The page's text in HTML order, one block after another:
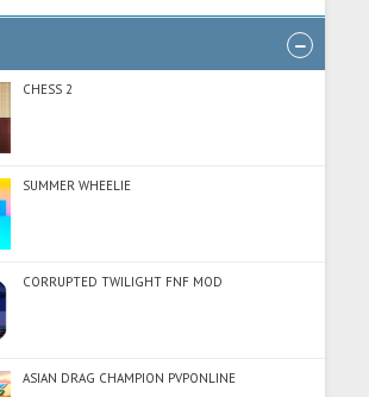
CHESS 2
SUMMER WHEELIE
CORRUPTED TWILIGHT FNF MOD
ASIAN DRAG CHAMPION PVPONLINE